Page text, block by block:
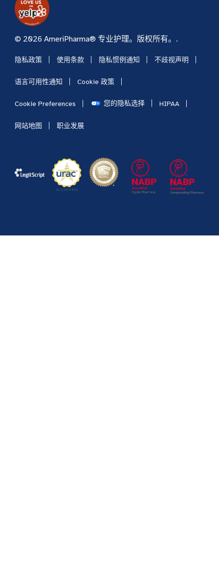
© 2026 AmeriPharma® 专业护理。版权所有。.
隐私政策 使用条款 隐私惯例通知 不歧视声明
语言可用性通知 Cookie 政策
Cookie Preferences 您的隐私选择 HIPAA
网站地图 职业发展